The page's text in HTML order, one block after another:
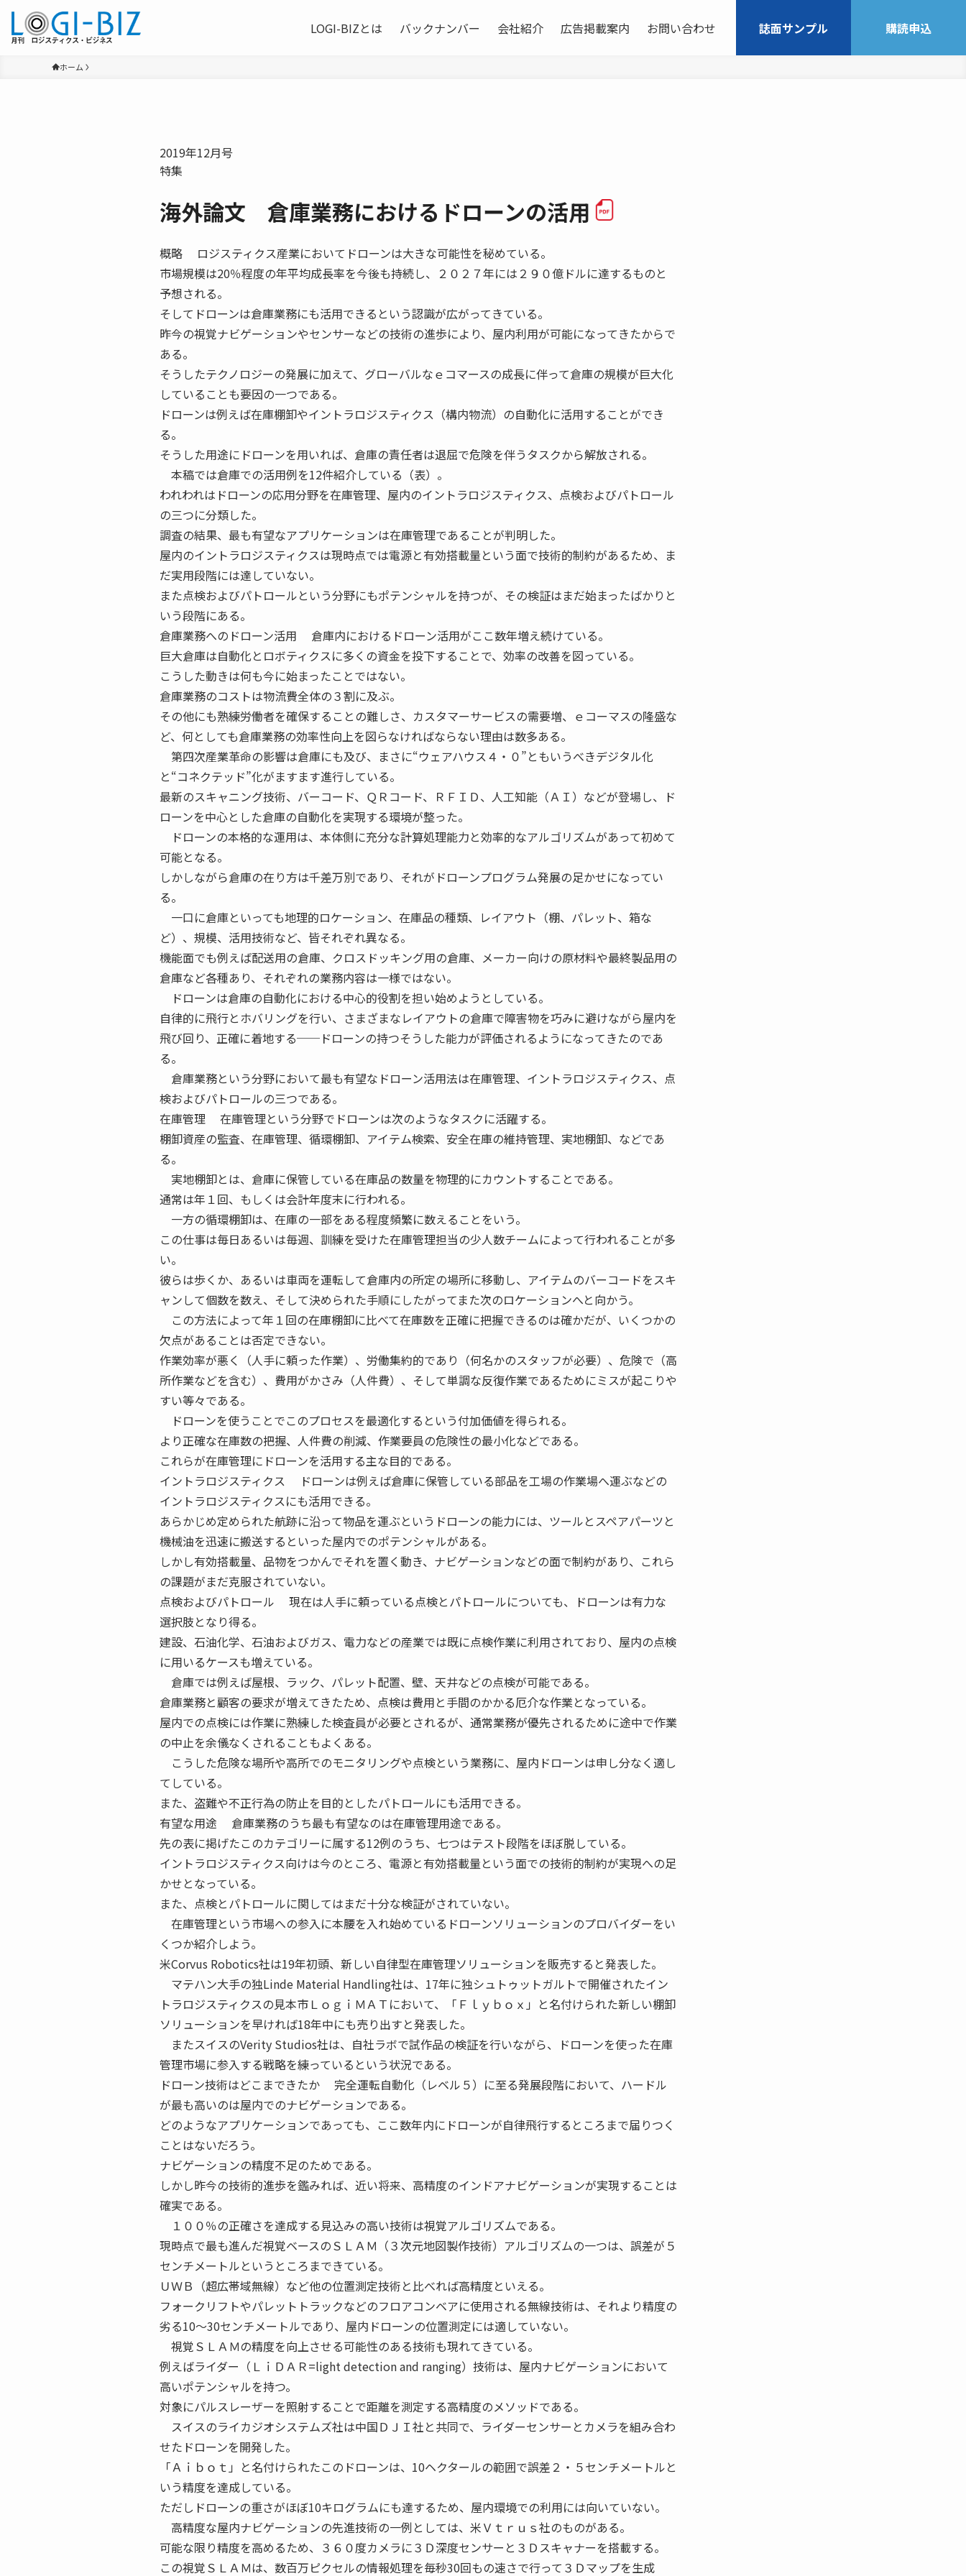
LOGI-BIZとは バックナンバー 会社紹介 広告掲載案内 お問い合わせ 誌面サンプル 購読申込
ホーム
2019年12月号
特集
海外論文 倉庫業務におけるドローンの活用
概略 ロジスティクス産業においてドローンは大きな可能性を秘めている。
市場規模は20％程度の年平均成長率を今後も持続し、２０２７年には２９０億ドルに達するものと
予想される。
そしてドローンは倉庫業務にも活用できるという認識が広がってきている。
昨今の視覚ナビゲーションやセンサーなどの技術の進歩により、屋内利用が可能になってきたからで
ある。
そうしたテクノロジーの発展に加えて、グローバルなｅコマースの成長に伴って倉庫の規模が巨大化
していることも要因の一つである。
ドローンは例えば在庫棚卸やイントラロジスティクス（構内物流）の自動化に活用することができ
る。
そうした用途にドローンを用いれば、倉庫の責任者は退屈で危険を伴うタスクから解放される。
本稿では倉庫での活用例を12件紹介している（表）。
われわれはドローンの応用分野を在庫管理、屋内のイントラロジスティクス、点検およびパトロール
の三つに分類した。
調査の結果、最も有望なアプリケーションは在庫管理であることが判明した。
屋内のイントラロジスティクスは現時点では電源と有効搭載量という面で技術的制約があるため、ま
だ実用段階には達していない。
また点検およびパトロールという分野にもポテンシャルを持つが、その検証はまだ始まったばかりと
いう段階にある。
倉庫業務へのドローン活用 倉庫内におけるドローン活用がここ数年増え続けている。
巨大倉庫は自動化とロボティクスに多くの資金を投下することで、効率の改善を図っている。
こうした動きは何も今に始まったことではない。
倉庫業務のコストは物流費全体の３割に及ぶ。
その他にも熟練労働者を確保することの難しさ、カスタマーサービスの需要増、ｅコーマスの隆盛な
ど、何としても倉庫業務の効率性向上を図らなければならない理由は数多ある。
第四次産業革命の影響は倉庫にも及び、まさに“ウェアハウス４・０”ともいうべきデジタル化
と“コネクテッド”化がますます進行している。
最新のスキャニング技術、バーコード、ＱＲコード、ＲＦＩＤ、人工知能（ＡＩ）などが登場し、ド
ローンを中心とした倉庫の自動化を実現する環境が整った。
ドローンの本格的な運用は、本体側に充分な計算処理能力と効率的なアルゴリズムがあって初めて
可能となる。
しかしながら倉庫の在り方は千差万別であり、それがドローンプログラム発展の足かせになってい
る。
一口に倉庫といっても地理的ロケーション、在庫品の種類、レイアウト（棚、パレット、箱な
ど）、規模、活用技術など、皆それぞれ異なる。
機能面でも例えば配送用の倉庫、クロスドッキング用の倉庫、メーカー向けの原材料や最終製品用の
倉庫など各種あり、それぞれの業務内容は一様ではない。
ドローンは倉庫の自動化における中心的役割を担い始めようとしている。
自律的に飛行とホバリングを行い、さまざまなレイアウトの倉庫で障害物を巧みに避けながら屋内を
飛び回り、正確に着地する──ドローンの持つそうした能力が評価されるようになってきたのであ
る。
倉庫業務という分野において最も有望なドローン活用法は在庫管理、イントラロジスティクス、点
検およびパトロールの三つである。
在庫管理 在庫管理という分野でドローンは次のようなタスクに活躍する。
棚卸資産の監査、在庫管理、循環棚卸、アイテム検索、安全在庫の維持管理、実地棚卸、などであ
る。
実地棚卸とは、倉庫に保管している在庫品の数量を物理的にカウントすることである。
通常は年１回、もしくは会計年度末に行われる。
一方の循環棚卸は、在庫の一部をある程度頻繁に数えることをいう。
この仕事は毎日あるいは毎週、訓練を受けた在庫管理担当の少人数チームによって行われることが多
い。
彼らは歩くか、あるいは車両を運転して倉庫内の所定の場所に移動し、アイテムのバーコードをスキ
ャンして個数を数え、そして決められた手順にしたがってまた次のロケーションへと向かう。
この方法によって年１回の在庫棚卸に比べて在庫数を正確に把握できるのは確かだが、いくつかの
欠点があることは否定できない。
作業効率が悪く（人手に頼った作業）、労働集約的であり（何名かのスタッフが必要）、危険で（高
所作業などを含む）、費用がかさみ（人件費）、そして単調な反復作業であるためにミスが起こりや
すい等々である。
ドローンを使うことでこのプロセスを最適化するという付加価値を得られる。
より正確な在庫数の把握、人件費の削減、作業要員の危険性の最小化などである。
これらが在庫管理にドローンを活用する主な目的である。
イントラロジスティクス ドローンは例えば倉庫に保管している部品を工場の作業場へ運ぶなどの
イントラロジスティクスにも活用できる。
あらかじめ定められた航跡に沿って物品を運ぶというドローンの能力には、ツールとスペアパーツと
機械油を迅速に搬送するといった屋内でのポテンシャルがある。
しかし有効搭載量、品物をつかんでそれを置く動き、ナビゲーションなどの面で制約があり、これら
の課題がまだ克服されていない。
点検およびパトロール 現在は人手に頼っている点検とパトロールについても、ドローンは有力な
選択肢となり得る。
建設、石油化学、石油およびガス、電力などの産業では既に点検作業に利用されており、屋内の点検
に用いるケースも増えている。
倉庫では例えば屋根、ラック、パレット配置、壁、天井などの点検が可能である。
倉庫業務と顧客の要求が増えてきたため、点検は費用と手間のかかる厄介な作業となっている。
屋内での点検には作業に熟練した検査員が必要とされるが、通常業務が優先されるために途中で作業
の中止を余儀なくされることもよくある。
こうした危険な場所や高所でのモニタリングや点検という業務に、屋内ドローンは申し分なく適し
てしている。
また、盗難や不正行為の防止を目的としたパトロールにも活用できる。
有望な用途 倉庫業務のうち最も有望なのは在庫管理用途である。
先の表に掲げたこのカテゴリーに属する12例のうち、七つはテスト段階をほぼ脱している。
イントラロジスティクス向けは今のところ、電源と有効搭載量という面での技術的制約が実現への足
かせとなっている。
また、点検とパトロールに関してはまだ十分な検証がされていない。
在庫管理という市場への参入に本腰を入れ始めているドローンソリューションのプロバイダーをい
くつか紹介しよう。
米Corvus Robotics社は19年初頭、新しい自律型在庫管理ソリューションを販売すると発表した。
マテハン大手の独Linde Material Handling社は、17年に独シュトゥットガルトで開催されたイン
トラロジスティクスの見本市ＬｏｇｉＭＡＴにおいて、「Ｆｌｙｂｏｘ」と名付けられた新しい棚卸
ソリューションを早ければ18年中にも売り出すと発表した。
またスイスのVerity Studios社は、自社ラボで試作品の検証を行いながら、ドローンを使った在庫
管理市場に参入する戦略を練っているという状況である。
ドローン技術はどこまできたか 完全運転自動化（レベル５）に至る発展段階において、ハードル
が最も高いのは屋内でのナビゲーションである。
どのようなアプリケーションであっても、ここ数年内にドローンが自律飛行するところまで届りつく
ことはないだろう。
ナビゲーションの精度不足のためである。
しかし昨今の技術的進歩を鑑みれば、近い将来、高精度のインドアナビゲーションが実現することは
確実である。
１００％の正確さを達成する見込みの高い技術は視覚アルゴリズムである。
現時点で最も進んだ視覚ベースのＳＬＡＭ（３次元地図製作技術）アルゴリズムの一つは、誤差が５
センチメートルというところまできている。
ＵＷＢ（超広帯域無線）など他の位置測定技術と比べれば高精度といえる。
フォークリフトやパレットトラックなどのフロアコンベアに使用される無線技術は、それより精度の
劣る10〜30センチメートルであり、屋内ドローンの位置測定には適していない。
視覚ＳＬＡＭの精度を向上させる可能性のある技術も現れてきている。
例えばライダー（ＬｉＤＡＲ=light detection and ranging）技術は、屋内ナビゲーションにおいて
高いポテンシャルを持つ。
対象にパルスレーザーを照射することで距離を測定する高精度のメソッドである。
スイスのライカジオシステムズ社は中国ＤＪＩ社と共同で、ライダーセンサーとカメラを組み合わ
せたドローンを開発した。
「Ａｉｂｏｔ」と名付けられたこのドローンは、10ヘクタールの範囲で誤差２・５センチメートルと
いう精度を達成している。
ただしドローンの重さがほぼ10キログラムにも達するため、屋内環境での利用には向いていない。
高精度な屋内ナビゲーションの先進技術の一例としては、米Ｖｔｒｕｓ社のものがある。
可能な限り精度を高めるため、３６０度カメラに３Ｄ深度センサーと３Ｄスキャナーを搭載する。
この視覚ＳＬＡＭは、数百万ピクセルの情報処理を毎秒30回もの速さで行って３Ｄマップを生成